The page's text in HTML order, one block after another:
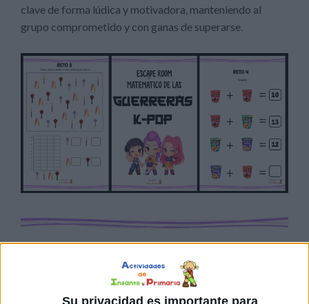
clave de forma lúdica y motivadora, manteniendo al
grupo comprometido y con ganas de superarse.